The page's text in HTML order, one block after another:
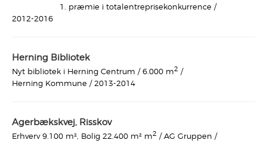
1. præmie i totalentreprisekonkurrence /
2012-2016
Herning Bibliotek
Nyt bibliotek i Herning Centrum / 6.000 m2 /
Herning Kommune / 2013-2014
Agerbækskvej, Risskov
Erhverv 9.100 m², Bolig 22.400 m² m2 / AG Gruppen /